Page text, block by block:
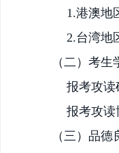
1.港澳地
2.台湾地
（二）考
报考攻读
报考攻读
（三）品德